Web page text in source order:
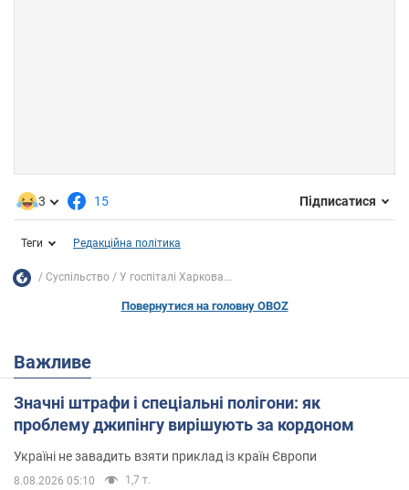
3 15 Підписатися
Теги Редакційна політика
Суспільство У госпіталі Харкова...
Повернутися на головну OBOZ
Важливе
Значні штрафи і спеціальні полігони: як
проблему джипінгу вирішують за кордоном
Україні не завадить взяти приклад із країн Європи
8.08.2026 05:10 1,7 т.